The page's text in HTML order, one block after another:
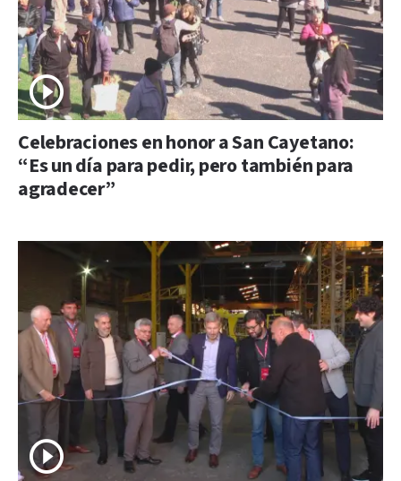
Celebraciones en honor a San Cayetano:
“Es un día para pedir, pero también para
agradecer”